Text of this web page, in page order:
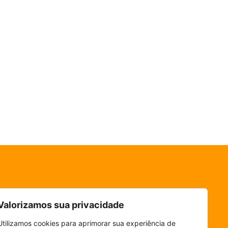
sua privacidade
cookies para aprimorar sua experiência de